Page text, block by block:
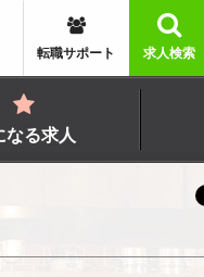
求人検索
転職サポート
なる求人